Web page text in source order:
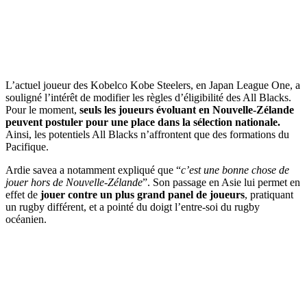
L’actuel joueur des Kobelco Kobe Steelers, en Japan League One, a
souligné l’intérêt de modifier les règles d’éligibilité des All Blacks.
Pour le moment, seuls les joueurs évoluant en Nouvelle-Zélande
peuvent postuler pour une place dans la sélection nationale.
Ainsi, les potentiels All Blacks n’affrontent que des formations du
Pacifique.
Ardie savea a notamment expliqué que “c’est une bonne chose de
jouer hors de Nouvelle-Zélande”. Son passage en Asie lui permet en
effet de jouer contre un plus grand panel de joueurs, pratiquant
un rugby différent, et a pointé du doigt l’entre-soi du rugby
océanien.